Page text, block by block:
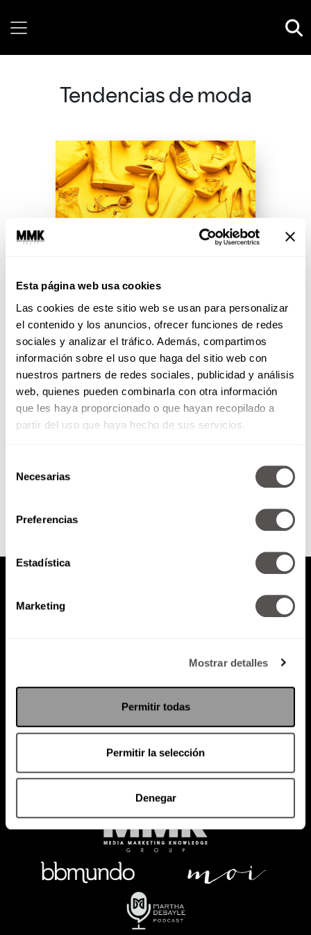
Esta página web usa cookies
Las cookies de este sitio web se usan para personalizar
el contenido y los anuncios, ofrecer funciones de redes
sociales y analizar el tráfico. Además, compartimos
información sobre el uso que haga del sitio web con
nuestros partners de redes sociales, publicidad y análisis
web, quienes pueden combinarla con otra información
que les haya proporcionado o que hayan recopilado a
partir del uso que haya hecho de sus servicios.
Necesarias
Preferencias
Estadística
Marketing
Mostrar detalles
Permitir todas
Permitir la selección
Denegar
Tendencias de moda
Reglas de moda, las 10 que ya
caducaron
Les vamos a explicar qué onda
con el zapato y la bolsa, los
estampados y hasta los colores
que nos...
Política de Privacidad
PODCAST RADIO MARTHA EVENTOS
SACA TU ID